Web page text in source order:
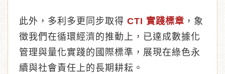
此外，多利多更同步取得 CTI 實踐標章 ，象
徵我們在循環經濟的推動上，已達成數據化
管理與量化實踐的國際標準，展現在綠色永
續與社會責任上的長期耕耘。